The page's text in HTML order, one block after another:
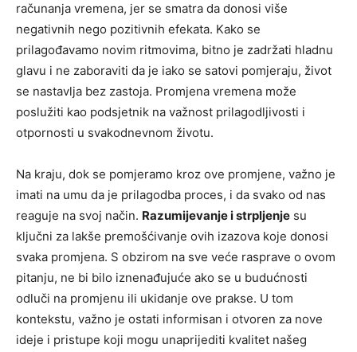
računanja vremena, jer se smatra da donosi više
negativnih nego pozitivnih efekata. Kako se
prilagođavamo novim ritmovima, bitno je zadržati hladnu
glavu i ne zaboraviti da je iako se satovi pomjeraju, život
se nastavlja bez zastoja. Promjena vremena može
poslužiti kao podsjetnik na važnost prilagodljivosti i
otpornosti u svakodnevnom životu.
Na kraju, dok se pomjeramo kroz ove promjene, važno je
imati na umu da je prilagodba proces, i da svako od nas
reaguje na svoj način. Razumijevanje i strpljenje su
ključni za lakše premošćivanje ovih izazova koje donosi
svaka promjena. S obzirom na sve veće rasprave o ovom
pitanju, ne bi bilo iznenađujuće ako se u budućnosti
odluči na promjenu ili ukidanje ove prakse. U tom
kontekstu, važno je ostati informisan i otvoren za nove
ideje i pristupe koji mogu unaprijediti kvalitet našeg